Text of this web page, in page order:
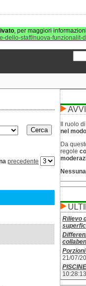
, per maggiori
dello-staff/nuova-
precedente
Il ruolo
nel
Da
regole
Rilievo
21/07/